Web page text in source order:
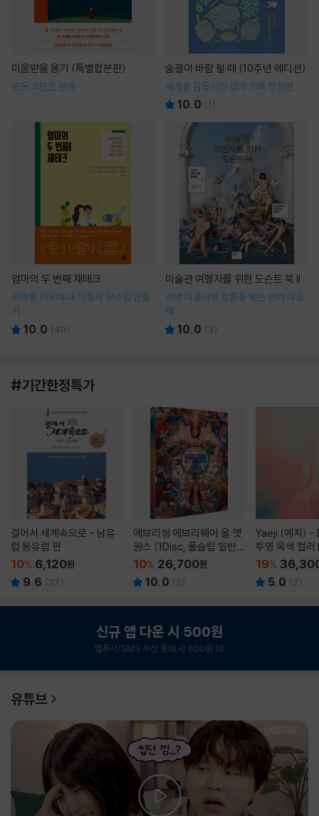
미움받을 용기 (특별합본판)
모든 고민은 관계
숨결이 바람 될 때 (10주년 에디션)
세계를 감동시킨 생의 기록 한정판
10.0 (1 )
엄마의 두 번째 재테크
아이를 키우며 내 이름의 부수입 만들
기
10.0 (40)
미술관 여행자를 위한 도슨트 북 II
서양 미술사의 흐름을 꿰는 반려 미술
책
10.0 ( 3)
#기간한정특가
걸어서 세계속으로 - 남유
럽 동유럽 편
10% 6,120원
9.6 ( 27)
에브리씽 에브리웨어 올 앳
원스 (1Disc, 풀슬립 일반
판) : 블루레이
10% 26,700원
10.0 ( 2)
Yaeji (예지) -
투명 옥색 컬
19%
5.0 ( 2)
신규 앱 다운 시 500원
앱푸시/SMS 수신 동의 시 600원 더!
유튜브